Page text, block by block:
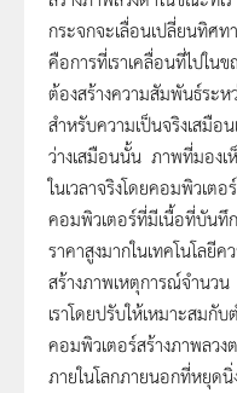
กระจกจะเลื่อนเปลี่ยนทิศ
คือการที่เราเคลื่อนที่ไปใ
ต้องสร้างความสัมพันธ์ระห
สำหรับความเป็นจริงเสมือ
ว่างเสมือนนั้น ภาพที่มองเ
ในเวลาจริงโดยคอมพิ
คอมพิวเตอร์ที่มีเนื้อที่บันทึ
ราคาสูงมากในเทคโนโลยี
สร้างภาพเหตุการณ์จำนวน
เราโดยปรับให้เหมาะสมกั
คอมพิวเตอร์สร้างภาพลวง
ภายในโลกภายนอกที่หยุดนิ่